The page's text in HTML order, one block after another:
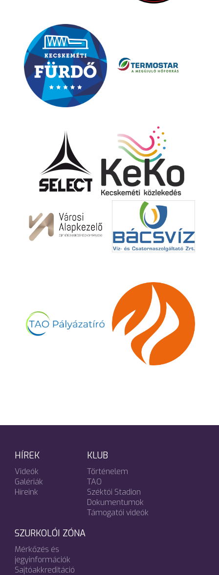
HÍREK
Videók
Galériák
Híreink
KLUB
Történelem
TAO
Széktói Stadion
Dokumentumok
Támogatói videók
SZURKOLÓI ZÓNA
Mérkőzés és
jegyinformációk
Sajtóakkreditáció